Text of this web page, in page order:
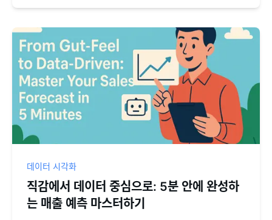
단 하나의 명령어로 정적인 차트를 역동적인 통찰력으
데이터 시각화
직감에서 데이터 중심으로: 5분 안에 완성하
는 매출 예측 마스터하기